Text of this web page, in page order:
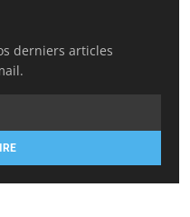
derniers articles